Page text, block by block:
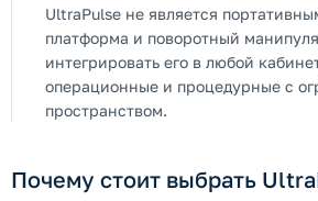
UltraPulse не является
платформа и поворотный
интегрировать его в любой
операционные и процедурные с
пространством.
Почему стоит выбрать